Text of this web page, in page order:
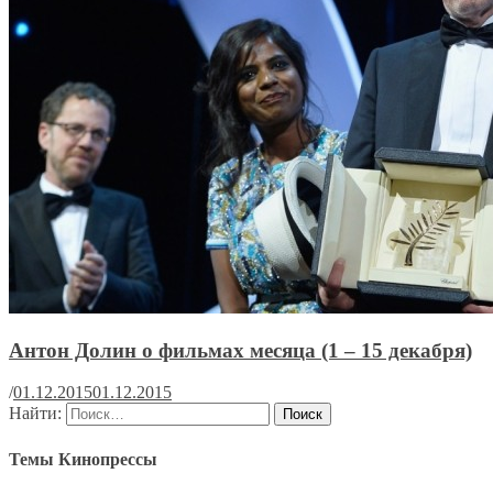
Антон Долин о фильмах месяца (1 – 15 декабря)
/01.12.201501.12.2015
Найти:
Темы Кинопрессы